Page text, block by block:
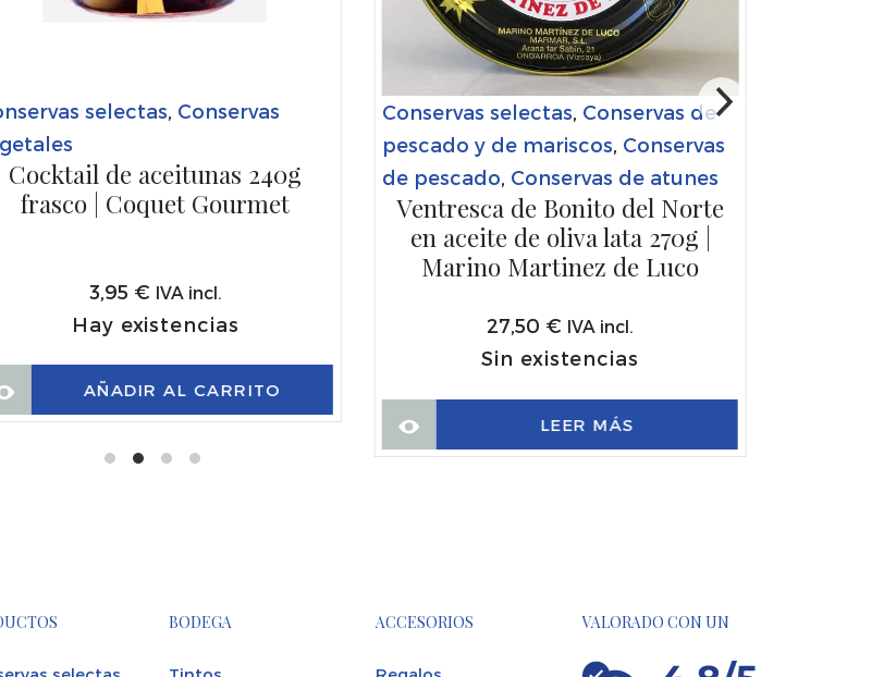
selectas Conservas
Cocktail de aceitunas 240g
frasco | Coquet Gourmet
3,95 € IVA incl.
Hay existencias
AÑADIR AL CARRITO
Conservas selectas Conservas de
pescado y de mariscos Conservas
de pescado Conservas de atunes
Ventresca de Bonito del Norte
en aceite de oliva lata 270g |
Marino Martinez de Luco
27,50 € IVA incl.
Sin existencias
LEER MÁS
BODEGA ACCESORIOS VALORADO CON UN